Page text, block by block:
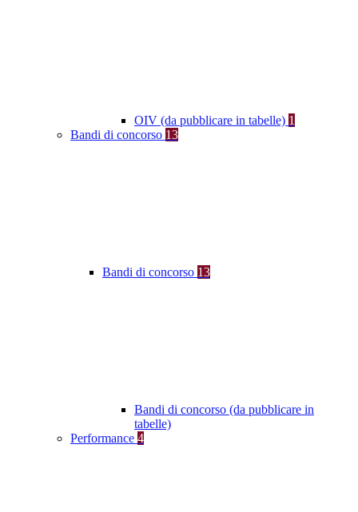
OIV (da pubblicare in tabelle) 1
Bandi di concorso 13
Bandi di concorso 13
Bandi di concorso (da pubblicare in
tabelle)
Performance 4